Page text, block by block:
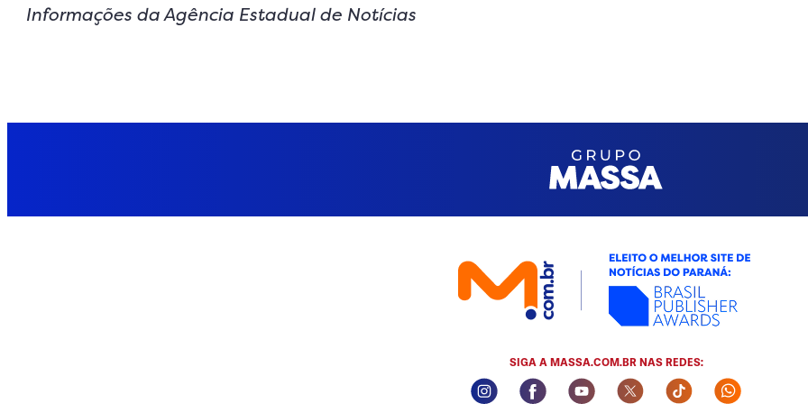
Informações da Agência Estadual de Notícias
SIGA A MASSA.COM.BR NAS REDES:
Instagram Social Media
Facebook Social Media
Youtube Social Media
Twitter Social Media
Tiktok SocialWhatsapp